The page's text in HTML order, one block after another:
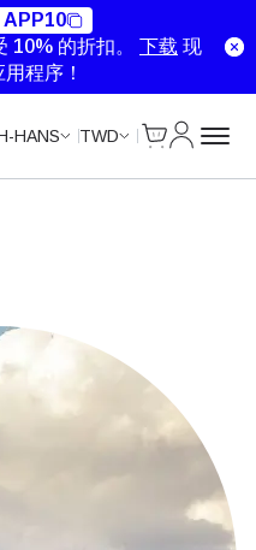
APP10
10% 的折扣。 下载 现
程序！
HANS TWD